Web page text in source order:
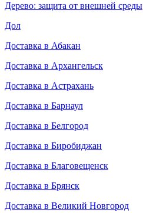
Дерево: защита от внешней среды
Дол
Доставка в Абакан
Доставка в Архангельск
Доставка в Астрахань
Доставка в Барнаул
Доставка в Белгород
Доставка в Биробиджан
Доставка в Благовещенск
Доставка в Брянск
Доставка в Великий Новгород